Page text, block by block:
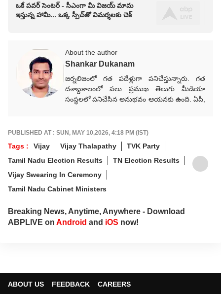
ఒకే పవర్ సెంటర్ - సీఎంగా మీ విజయ్ మామ
ఇస్తున్న హామీ... ఒక్క స్పీచ్‌తో విమర్శలకు చెక్
About the author
Shankar Dukanam
జర్నలిజంలో గత పదేళ్లుగా పనిచేస్తున్నారు. గత
దశాబ్దకాలంలో పలు ప్రముఖ తెలుగు మీడియా
సంస్థలలో పనిచేసిన అనుభవం ఆయనకు ఉంది. ఏపీ,
గ్రాడ్యుయేషన్ పూర్తయ్యాక జర్నలిజం కోర్సు పూర్తిచేసి
కెరీర్‌గా ఎంచుకున్నారు. నేషనల్ మీడియాకు చెందిన
పలు తెలుగు మీడియా సంస్థలలో సీనియర్ కంటెంట్
రైటర్‌గా సేవలు అందించారు. జర్నలిజంలో వందేళ్లకు
పైగా చరిత్ర ఉన్న ఆనంద్ బజార్ పత్రిక నెట్‌వర్క్ (ABP
Network)కు చెందిన తెలుగు డిజిటల్ మీడియా
ఏబీపీ దేశంలో గత నాలుగేళ్ల నుంచి న్యూస్
PUBLISHED AT : SUN, MAY 10,2026, 4:18 PM (IST)
Tags : Vijay Vijay Thalapathy
TVK Party
Tamil Nadu Election Results
TN Election Results
Vijay Swearing In Ceremony
Tamil Nadu Cabinet Ministers
Breaking News, Anytime, Anywhere - Download
ABPLIVE on Android and iOS now!
ABOUT US FEEDBACK
CAREERS